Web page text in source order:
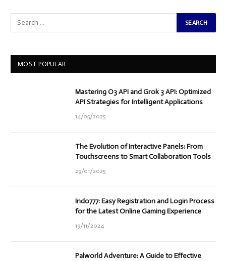
MOST POPULAR
Mastering O3 API and Grok 3 API: Optimized
API Strategies for Intelligent Applications
14/05/2025
The Evolution of Interactive Panels: From
Touchscreens to Smart Collaboration Tools
29/01/2025
Indo777: Easy Registration and Login Process
for the Latest Online Gaming Experience
19/11/2024
Palworld Adventure: A Guide to Effective